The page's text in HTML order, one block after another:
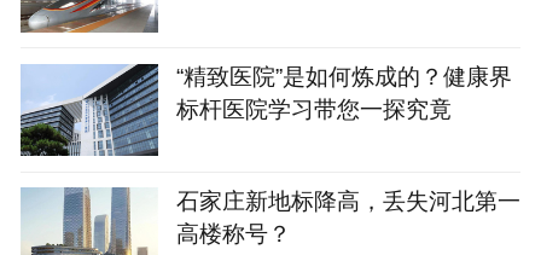
“精致医院”是如何炼成的？健康界
标杆医院学习带您一探究竟
石家庄新地标降高，丢失河北第一
高楼称号？